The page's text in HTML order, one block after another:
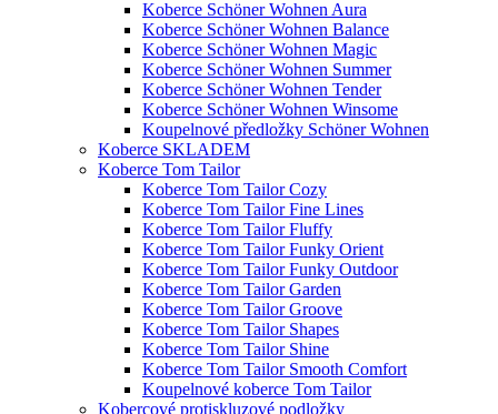
Koberce Schöner Wohnen Aura
Koberce Schöner Wohnen Balance
Koberce Schöner Wohnen Magic
Koberce Schöner Wohnen Summer
Koberce Schöner Wohnen Tender
Koberce Schöner Wohnen Winsome
Koupelnové předložky Schöner Wohnen
Koberce SKLADEM
Koberce Tom Tailor
Koberce Tom Tailor Cozy
Koberce Tom Tailor Fine Lines
Koberce Tom Tailor Fluffy
Koberce Tom Tailor Funky Orient
Koberce Tom Tailor Funky Outdoor
Koberce Tom Tailor Garden
Koberce Tom Tailor Groove
Koberce Tom Tailor Shapes
Koberce Tom Tailor Shine
Koberce Tom Tailor Smooth Comfort
Koupelnové koberce Tom Tailor
Kobercové protiskluzové podložky